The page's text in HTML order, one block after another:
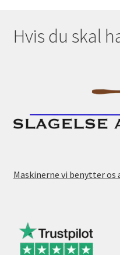
Hvis du skal
Maskinerne vi benytter os